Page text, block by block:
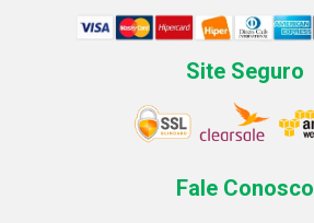
Site Seguro
Fale Conosco